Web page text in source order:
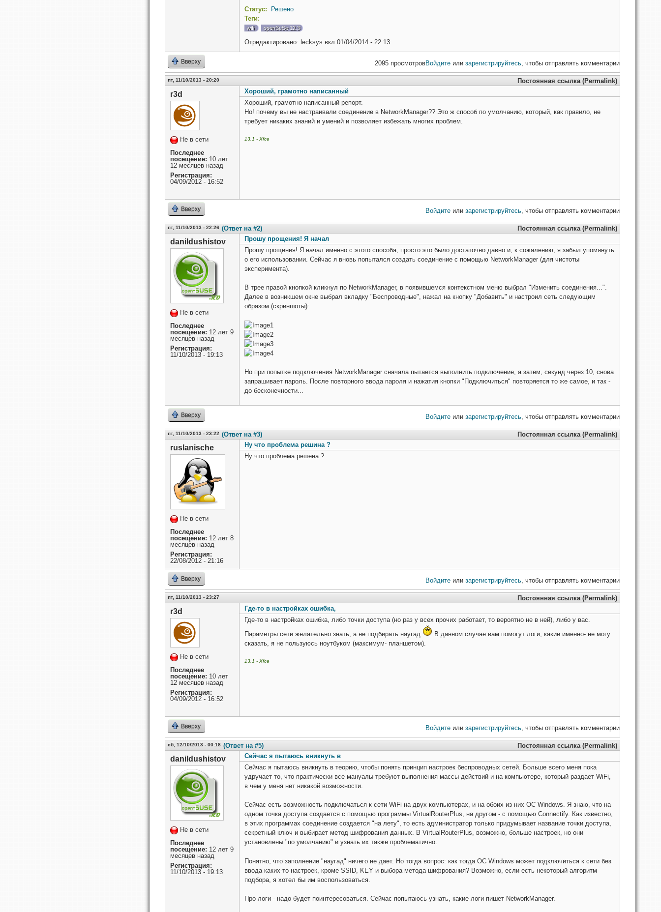
Статус:
Решено
Теги:
wifi openSuSe 12.3
Отредактировано: lecksys вкл 01/04/2014 - 22:13
Вверху 2095 просмотровВойдите или зарегистрируйтесь , чтобы отправлять комментарии
пт, 11/10/2013 - 20:20 Постоянная ссылка (Permalink)
r3d
Не в сети
Последнее
посещение: 10 лет
12 месяцев назад
Регистрация:
04/09/2012 - 16:52
Хороший, грамотно написанный
Хороший, грамотно написанный репорт.
Но! почему вы не настраивали соединение в NetworkManager?? Это ж способ по умолчанию, который, как правило, не
требует никаких знаний и умений и позволяет избежать многих проблем.
13.1 - Xfce
Вверху Войдите или зарегистрируйтесь , чтобы отправлять комментарии
пт, 11/10/2013 - 22:26 (Ответ на #2) Постоянная ссылка (Permalink)
danildushistov
Не в сети
Последнее
посещение: 12 лет 9
месяцев назад
Регистрация:
11/10/2013 - 19:13
Прошу прощения! Я начал
Прошу прощения! Я начал именно с этого способа, просто это было достаточно давно и, к сожалению, я забыл упомянуть
о его использовании. Сейчас я вновь попытался создать соединение с помощью NetworkManager (для чистоты
эксперимента).
В трее правой кнопкой кликнул по NetworkManager, в появившемся контекстном меню выбрал "Изменить соединения...".
Далее в возникшем окне выбрал вкладку "Беспроводные", нажал на кнопку "Добавить" и настроил сеть следующим
образом (скриншоты):
Но при попытке подключения NetworkManager сначала пытается выполнить подключение, а затем, секунд через 10, снова
запрашивает пароль. После повторного ввода пароля и нажатия кнопки "Подключиться" повторяется то же самое, и так -
до бесконечности...
Вверху Войдите или зарегистрируйтесь , чтобы отправлять комментарии
пт, 11/10/2013 - 23:22 (Ответ на #3) Постоянная ссылка (Permalink)
ruslanische
Не в сети
Последнее
посещение: 12 лет 8
месяцев назад
Регистрация:
22/08/2012 - 21:16
Ну что проблема решина ?
Ну что проблема решена ?
Вверху Войдите или зарегистрируйтесь , чтобы отправлять комментарии
пт, 11/10/2013 - 23:27 Постоянная ссылка (Permalink)
r3d
Не в сети
Последнее
посещение: 10 лет
12 месяцев назад
Регистрация:
04/09/2012 - 16:52
Где-то в настройках ошибка,
Где-то в настройках ошибка, либо точки доступа (но раз у всех прочих работает, то вероятно не в ней), либо у вас.
Параметры сети желательно знать, а не подбирать наугад
В данном случае вам помогут логи, какие именно- не могу
сказать, я не пользуюсь ноутбуком (максимум- планшетом).
13.1 - Xfce
Вверху Войдите или зарегистрируйтесь , чтобы отправлять комментарии
сб, 12/10/2013 - 00:18 (Ответ на #5) Постоянная ссылка (Permalink)
danildushistov
Не в сети
Последнее
посещение: 12 лет 9
месяцев назад
Регистрация:
11/10/2013 - 19:13
Сейчас я пытаюсь вникнуть в
Сейчас я пытаюсь вникнуть в теорию, чтобы понять принцип настроек беспроводных сетей. Больше всего меня пока
удручает то, что практически все мануалы требуют выполнения массы действий и на компьютере, который раздает WiFi,
в чем у меня нет никакой возможности.
Сейчас есть возможность подключаться к сети WiFi на двух компьютерах, и на обоих из них ОС Windows. Я знаю, что на
одном точка доступа создается с помощью программы VirtualRouterPlus, на другом - с помощью Connectify. Как известно,
в этих программах соединение создается "на лету", то есть администратор только придумывает название точки доступа,
секретный ключ и выбирает метод шифрования данных. В VirtualRouterPlus, возможно, больше настроек, но они
установлены "по умолчанию" и узнать их также проблематично.
Понятно, что заполнение "наугад" ничего не дает. Но тогда вопрос: как тогда ОС Windows может подключиться к сети без
ввода каких-то настроек, кроме SSID, KEY и выбора метода шифрования? Возможно, если есть некоторый алгоритм
подбора, я хотел бы им воспользоваться.
Про логи - надо будет поинтересоваться. Сейчас попытаюсь узнать, какие логи пишет NetworkManager.